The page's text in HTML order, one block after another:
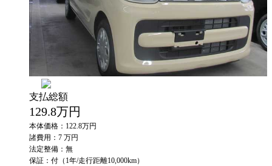
支払総額
129.8万円
本体価格：122.8万円
諸費用：7 万円
法定整備：無
保証：付（1年/走行距離10,000km）